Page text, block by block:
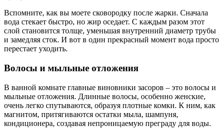
Вспомните, как вы моете сковородку после жарки. Сначала
вода стекает быстро, но жир оседает. С каждым разом этот
слой становится толще, уменьшая внутренний диаметр трубы
и замедляя сток. И вот в один прекрасный момент вода просто
перестает уходить.
Волосы и мыльные отложения
В ванной комнате главные виновники засоров – это волосы и
мыльные отложения. Длинные волосы, особенно женские,
очень легко спутываются, образуя плотные комки. К ним, как
магнитом, притягиваются остатки мыла, шампуня,
кондиционера, создавая непроницаемую преграду для воды.